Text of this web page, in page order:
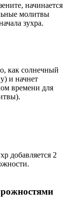
начинается
молитвы
зухра.
как солнечный
и начнет
времени для
добавляется 2